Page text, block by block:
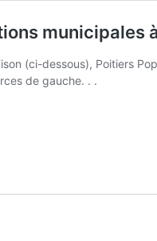
municipales
(ci-dessous), Poitiers
de gauche. . .